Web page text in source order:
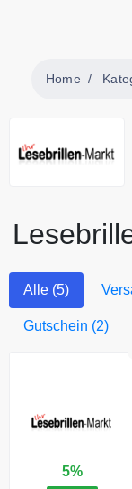
Home
Alle (5)
Gutschein (2)
5%